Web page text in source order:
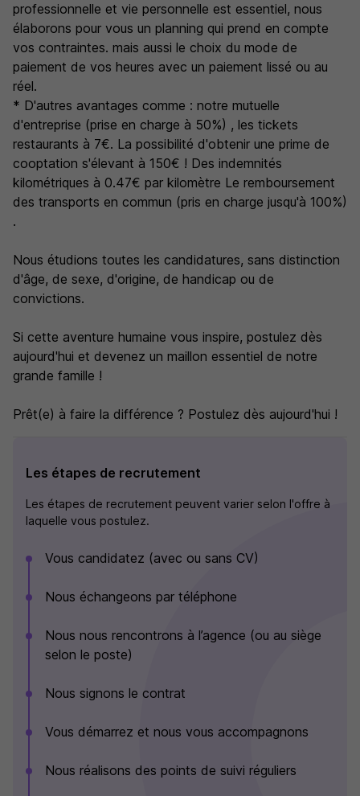
professionnelle et vie personnelle est essentiel, nous
élaborons pour vous un planning qui prend en compte
vos contraintes. mais aussi le choix du mode de
paiement de vos heures avec un paiement lissé ou au
réel.
* D'autres avantages comme : notre mutuelle
d'entreprise (prise en charge à 50%) , les tickets
restaurants à 7€. La possibilité d'obtenir une prime de
cooptation s'élevant à 150€ ! Des indemnités
kilométriques à 0.47€ par kilomètre Le remboursement
des transports en commun (pris en charge jusqu'à 100%)
.
Nous étudions toutes les candidatures, sans distinction
d'âge, de sexe, d'origine, de handicap ou de
convictions.
Si cette aventure humaine vous inspire, postulez dès
aujourd'hui et devenez un maillon essentiel de notre
grande famille !
Prêt(e) à faire la différence ? Postulez dès aujourd'hui !
Les étapes de recrutement
Les étapes de recrutement peuvent varier selon l'offre à
laquelle vous postulez.
Vous candidatez (avec ou sans CV)
Nous échangeons par téléphone
Nous nous rencontrons à l’agence (ou au siège
selon le poste)
Nous signons le contrat
Vous démarrez et nous vous accompagnons
Nous réalisons des points de suivi réguliers